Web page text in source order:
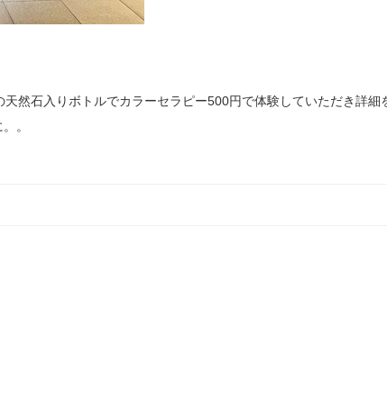
然石入りボトルでカラーセラピー500円で体験していただき詳細
。